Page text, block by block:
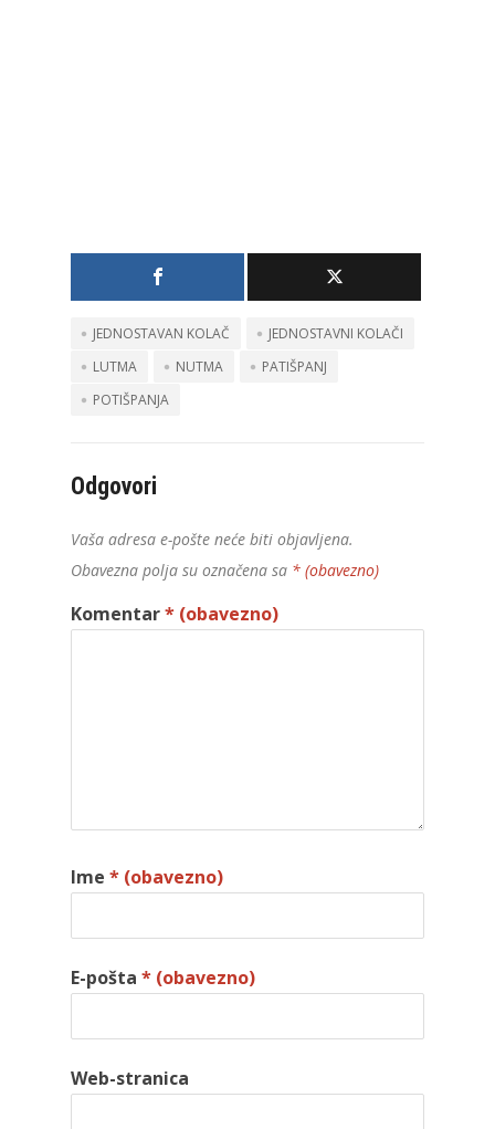
JEDNOSTAVAN KOLAČ
JEDNOSTAVNI KOLAČI
LUTMA
NUTMA
PATIŠPANJ
POTIŠPANJA
Odgovori
Vaša adresa e-pošte neće biti objavljena.
Obavezna polja su označena sa * (obavezno)
Komentar* (obavezno)
Ime * (obavezno)
E-pošta * (obavezno)
Web-stranica